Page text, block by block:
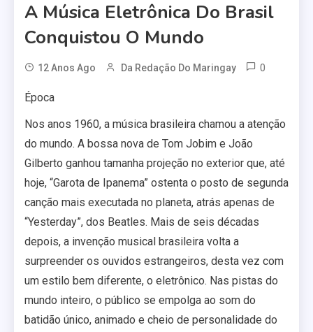
A Música Eletrônica Do Brasil
Conquistou O Mundo
12 Anos Ago Da Redação Do Maringay 0
Época
Nos anos 1960, a música brasileira chamou a atenção
do mundo. A bossa nova de Tom Jobim e João
Gilberto ganhou tamanha projeção no exterior que, até
hoje, “Garota de Ipanema” ostenta o posto de segunda
canção mais executada no planeta, atrás apenas de
“Yesterday”, dos Beatles. Mais de seis décadas
depois, a invenção musical brasileira volta a
surpreender os ouvidos estrangeiros, desta vez com
um estilo bem diferente, o eletrônico. Nas pistas do
mundo inteiro, o público se empolga ao som do
batidão único, animado e cheio de personalidade do